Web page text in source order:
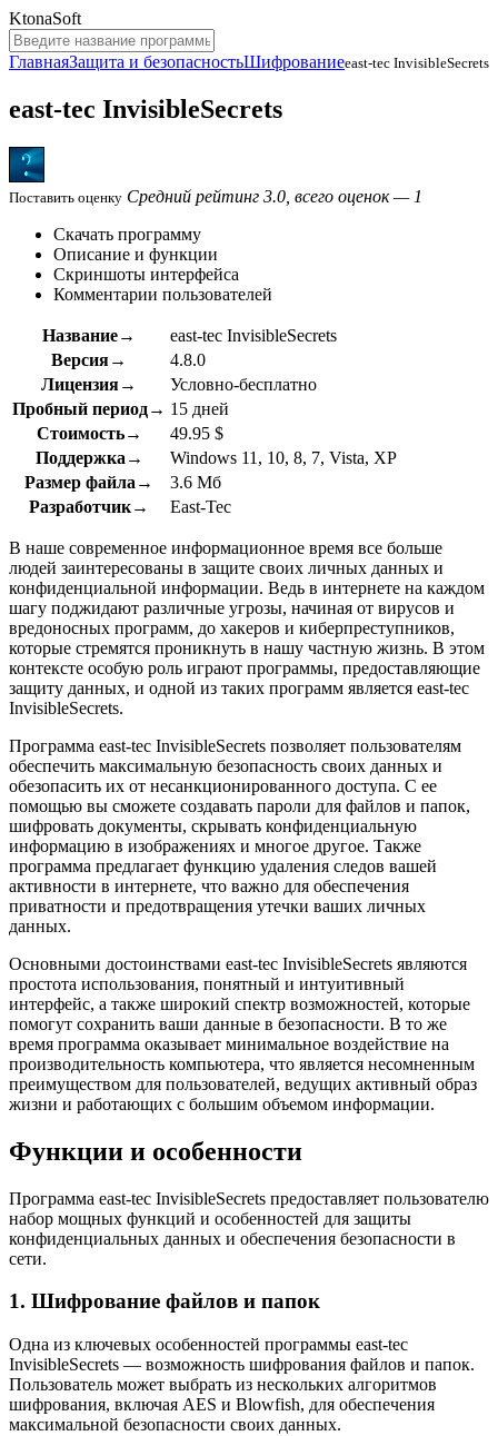
KtonaSoft
ГлавнаяЗащита и безопасностьШифрованиеeast-tec InvisibleSecrets
east-tec InvisibleSecrets
Поставить оценку Средний рейтинг 3.0, всего оценок — 1
Скачать программу
Описание и функции
Скриншоты интерфейса
Комментарии пользователей
Название→
east-tec InvisibleSecrets
Версия→
4.8.0
Лицензия→
Условно-бесплатно
Пробный период→ 15 дней
Стоимость→
49.95 $
Поддержка→
Windows 11, 10, 8, 7, Vista, XP
Размер файла→
3.6 Мб
Разработчик→
East-Tec
В наше современное информационное время все больше
людей заинтересованы в защите своих личных данных и
конфиденциальной информации. Ведь в интернете на каждом
шагу поджидают различные угрозы, начиная от вирусов и
вредоносных программ, до хакеров и киберпреступников,
которые стремятся проникнуть в нашу частную жизнь. В этом
контексте особую роль играют программы, предоставляющие
защиту данных, и одной из таких программ является east-tec
InvisibleSecrets.
Программа east-tec InvisibleSecrets позволяет пользователям
обеспечить максимальную безопасность своих данных и
обезопасить их от несанкционированного доступа. С ее
помощью вы сможете создавать пароли для файлов и папок,
шифровать документы, скрывать конфиденциальную
информацию в изображениях и многое другое. Также
программа предлагает функцию удаления следов вашей
активности в интернете, что важно для обеспечения
приватности и предотвращения утечки ваших личных
данных.
Основными достоинствами east-tec InvisibleSecrets являются
простота использования, понятный и интуитивный
интерфейс, а также широкий спектр возможностей, которые
помогут сохранить ваши данные в безопасности. В то же
время программа оказывает минимальное воздействие на
производительность компьютера, что является несомненным
преимуществом для пользователей, ведущих активный образ
жизни и работающих с большим объемом информации.
Функции и особенности
Программа east-tec InvisibleSecrets предоставляет пользователю
набор мощных функций и особенностей для защиты
конфиденциальных данных и обеспечения безопасности в
сети.
1. Шифрование файлов и папок
Одна из ключевых особенностей программы east-tec
InvisibleSecrets — возможность шифрования файлов и папок.
Пользователь может выбрать из нескольких алгоритмов
шифрования, включая AES и Blowfish, для обеспечения
максимальной безопасности своих данных.